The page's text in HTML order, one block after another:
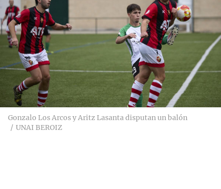
Gonzalo Los Arcos y Aritz Lasanta disputan un balón
UNAI BEROIZ